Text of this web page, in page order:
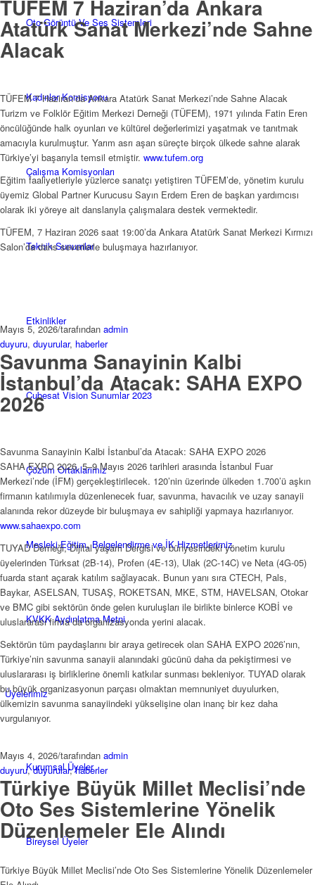
Oto Görüntü Ve Ses Sistemleri
Kadınlar Komisyonu
Çalışma Komisyonları
Teknik Sunumlar
Etkinlikler
Cubesat Vision Sunumlar 2023
Çözüm Ortaklarımız
Mesleki Eğitim, Belgelendirme ve İK Hizmetlerimiz
KVKK Aydınlatma Metni
Üyelerimiz
Kurumsal Üyeler
Bireysel Üyeler
TÜFEM 7 Haziran’da Ankara
Atatürk Sanat Merkezi’nde Sahne
Alacak
TÜFEM 7 Haziran’da Ankara Atatürk Sanat Merkezi’nde Sahne Alacak
Turizm ve Folklör Eğitim Merkezi Derneği (TÜFEM), 1971 yılında Fatin Eren
öncülüğünde halk oyunları ve kültürel değerlerimizi yaşatmak ve tanıtmak
amacıyla kurulmuştur. Yarım asrı aşan süreçte birçok ülkede sahne alarak
Türkiye’yi başarıyla temsil etmiştir. www.tufem.org
Eğitim faaliyetleriyle yüzlerce sanatçı yetiştiren TÜFEM’de, yönetim kurulu
üyemiz Global Partner Kurucusu Sayın Erdem Eren de başkan yardımcısı
olarak iki yöreye ait danslarıyla çalışmalara destek vermektedir.
TÜFEM, 7 Haziran 2026 saat 19:00’da Ankara Atatürk Sanat Merkezi Kırmızı
Salon’da dans severlerle buluşmaya hazırlanıyor.
Mayıs 5, 2026/tarafından admin
duyuru, duyurular, haberler
Savunma Sanayinin Kalbi
İstanbul’da Atacak: SAHA EXPO
2026
Savunma Sanayinin Kalbi İstanbul’da Atacak: SAHA EXPO 2026
SAHA EXPO 2026, 5–9 Mayıs 2026 tarihleri arasında İstanbul Fuar
Merkezi’nde (İFM) gerçekleştirilecek. 120’nin üzerinde ülkeden 1.700’ü aşkın
firmanın katılımıyla düzenlenecek fuar, savunma, havacılık ve uzay sanayii
alanında rekor düzeyde bir buluşmaya ev sahipliği yapmaya hazırlanıyor.
www.sahaexpo.com
TUYAD Derneği, Dijital yaşam Dergisi ve bünyesindeki yönetim kurulu
üyelerinden Türksat (2B-14), Profen (4E-13), Ulak (2C-14C) ve Neta (4G-05)
fuarda stant açarak katılım sağlayacak. Bunun yanı sıra CTECH, Pals,
Baykar, ASELSAN, TUSAŞ, ROKETSAN, MKE, STM, HAVELSAN, Otokar
ve BMC gibi sektörün önde gelen kuruluşları ile birlikte binlerce KOBİ ve
uluslararası firma da organizasyonda yerini alacak.
Sektörün tüm paydaşlarını bir araya getirecek olan SAHA EXPO 2026’nın,
Türkiye’nin savunma sanayii alanındaki gücünü daha da pekiştirmesi ve
uluslararası iş birliklerine önemli katkılar sunması bekleniyor. TUYAD olarak
bu büyük organizasyonun parçası olmaktan memnuniyet duyulurken,
ülkemizin savunma sanayiindeki yükselişine olan inanç bir kez daha
vurgulanıyor.
Mayıs 4, 2026/tarafından admin
duyuru,duyurular,haberler
Türkiye Büyük Millet Meclisi’nde
Oto Ses Sistemlerine Yönelik
Düzenlemeler Ele Alındı
Türkiye Büyük Millet Meclisi’nde Oto Ses Sistemlerine Yönelik Düzenlemeler